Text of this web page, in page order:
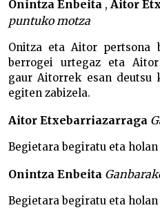
Onintza Enbeita , Aitor
puntuko motza
Onitza eta Aitor pertsona
berrogei urtegaz eta Aitor
gaur Aitorrek esan deutsu
egiten zabizela.
Aitor Etxebarriazarraga
Begietara begiratu eta holan
Onintza Enbeita
Begietara begiratu eta holan